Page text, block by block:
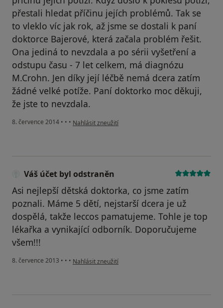
přestali hledat příčinu jejích problémů. Tak se
to vleklo víc jak rok, až jsme se dostali k paní
doktorce Bajerové, která začala problém řešit.
Ona jediná to nevzdala a po sérii vyšetření a
odstupu času - 7 let celkem, má diagnózu
M.Crohn. Jen díky její léčbě nemá dcera zatím
žádné velké potíže. Paní doktorko moc děkuji,
že jste to nevzdala.
8. července 2014 • • • podle názoru uživatele Váš účet byl odstraněn
Nahlásit zneužití
Váš účet byl odstraněn
Asi nejlepší dětská doktorka, co jsme zatím
poznali. Máme 5 dětí, nejstarší dcera je už
dospělá, takže leccos pamatujeme. Tohle je top
lékařka a vynikající odborník. Doporučujeme
všem!!!
8. července 2013 • • • podle názoru uživatele Váš účet byl odstraněn
Nahlásit zneužití